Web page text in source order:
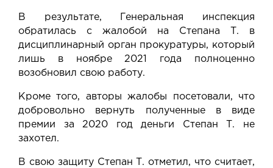
В результате, Генеральная инспекция
обратилась с жалобой на Степана Т. в
дисциплинарный орган прокуратуры, который
лишь в ноябре 2021 года полноценно
возобновил свою работу.
Кроме того, авторы жалобы посетовали, что
добровольно вернуть полученные в виде
премии за 2020 год деньги Степан Т. не
захотел.
В свою защиту Степан Т. отметил, что считает,